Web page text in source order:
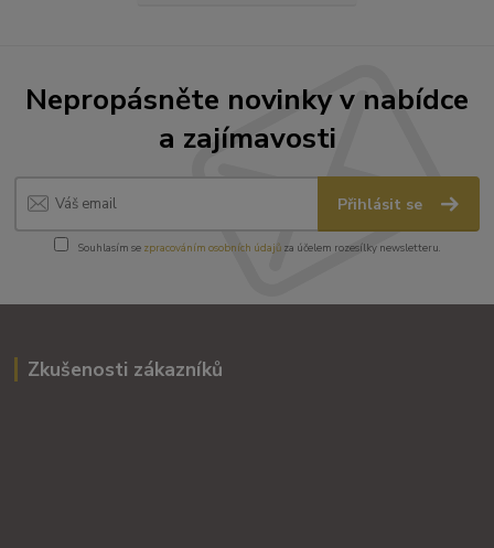
Nepropásněte novinky v nabídce
a zajímavosti
Přihlásit se
Souhlasím se zpracováním osobních údajůza účelem rozesílky newsletteru.
Zkušenosti zákazníků